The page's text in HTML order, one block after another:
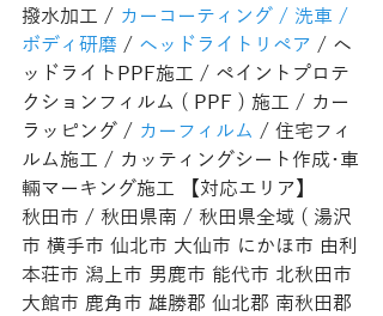
撥水加工 / カーコーティング / 洗車 /
ボディ研磨 / ヘッドライトリペア / ヘ
ッドライトPPF施工 / ペイントプロテ
クションフィルム ( PPF ) 施工 / カー
ラッピング / カーフィルム / 住宅フィ
ルム施工 / カッティングシート作成･車
輛マーキング施工 【対応エリア】
秋田市 / 秋田県南 / 秋田県全域 ( 湯沢
市 横手市 仙北市 大仙市 にかほ市 由利
本荘市 潟上市 男鹿市 能代市 北秋田市
大館市 鹿角市 雄勝郡 仙北郡 南秋田郡